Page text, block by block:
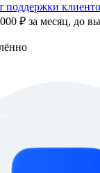
поддержки
₽ за месяц, до